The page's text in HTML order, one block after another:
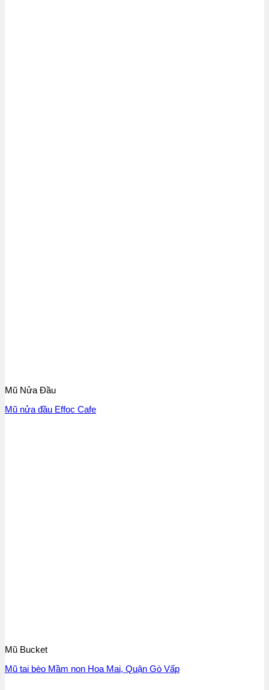
Mũ Nửa Đầu
Mũ nửa đầu Effoc Cafe
Mũ Bucket
Mũ tai bèo Mầm non Hoa Mai, Quận Gò Vấp